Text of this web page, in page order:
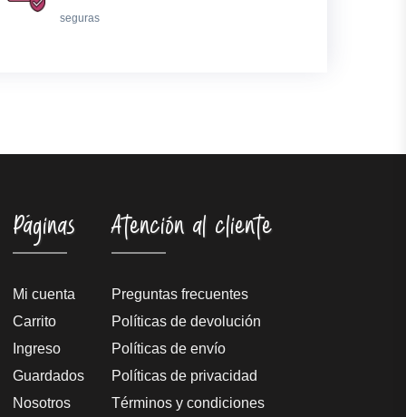
seguras
Páginas
Mi cuenta
Carrito
Ingreso
Guardados
Nosotros
Atención al cliente
Preguntas frecuentes
Políticas de devolución
Políticas de envío
Políticas de privacidad
Términos y condiciones